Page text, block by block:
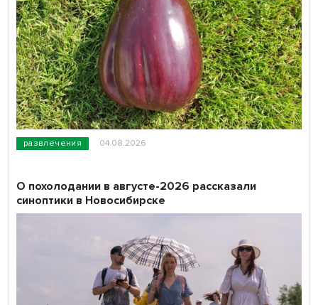
развлечения 04.08.2026
О похолодании в августе-2026 рассказали
синоптики в Новосибирске